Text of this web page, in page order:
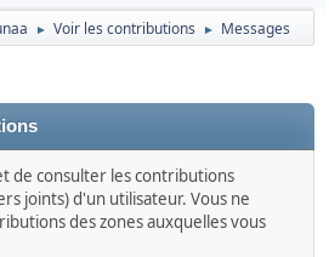
► Voir les contributions ► Messages
de consulter les contributions
joints) d'un utilisateur. Vous ne
des zones auxquelles vous